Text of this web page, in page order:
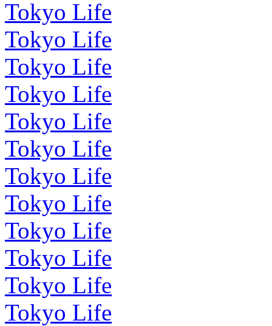
Tokyo Life
Tokyo Life
Tokyo Life
Tokyo Life
Tokyo Life
Tokyo Life
Tokyo Life
Tokyo Life
Tokyo Life
Tokyo Life
Tokyo Life
Tokyo Life